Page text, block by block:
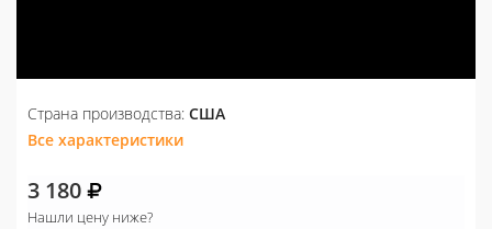
Страна производства: США
Все характеристики
3 180
Нашли цену ниже?